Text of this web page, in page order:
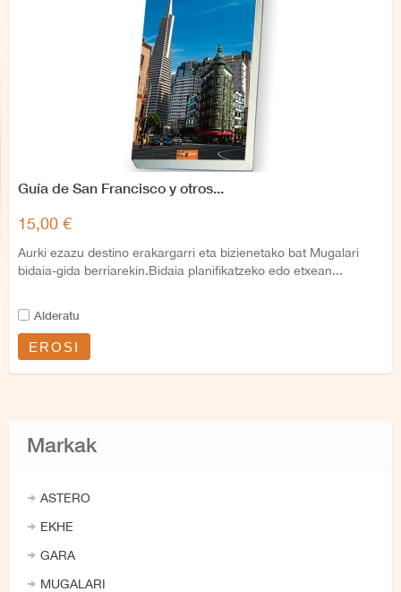
Guía de San Francisco y otros...
15,00 €
Aurki ezazu destino erakargarri eta bizienetako bat Mugalari
bidaia-gida berriarekin.Bidaia planifikatzeko edo etxean...
Alderatu
EROSI
Markak
ASTERO
EKHE
GARA
MUGALARI